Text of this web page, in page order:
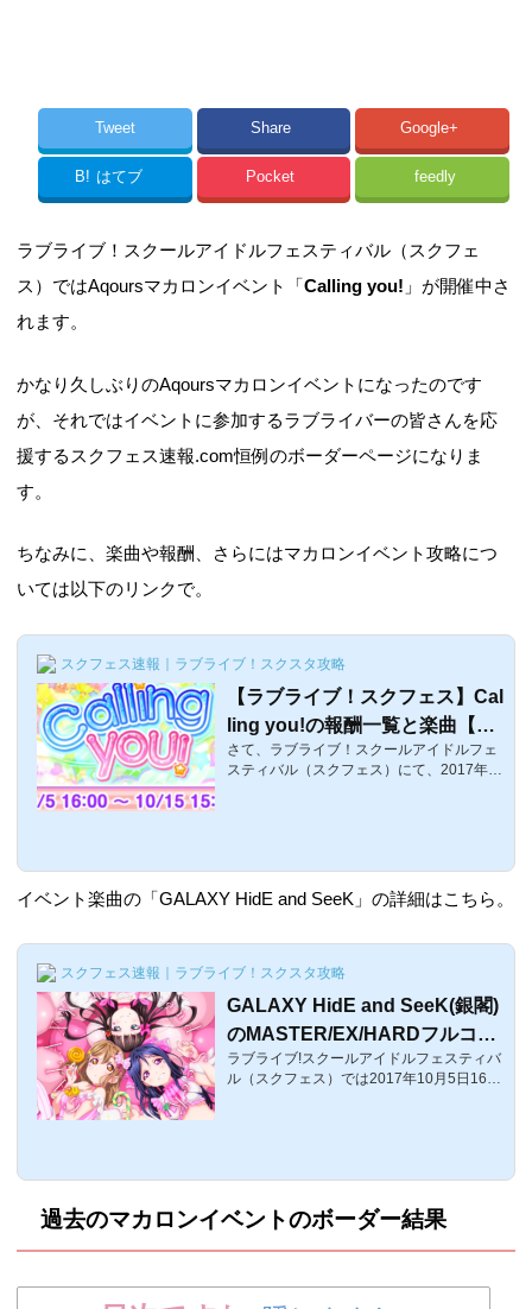
Tweet Share Google+
B! はてブ Pocket feedly
ラブライブ！スクールアイドルフェスティバル（スクフェ
ス）ではAqoursマカロンイベント「Calling you! 」が開催中さ
れます。
かなり久しぶりのAqoursマカロンイベントになったのです
が、それではイベントに参加するラブライバーの皆さんを応
援するスクフェス速報.com恒例のボーダーページになりま
す。
ちなみに、楽曲や報酬、さらにはマカロンイベント攻略につ
いては以下のリンクで。
スクフェス速報｜ラブライブ！スクスタ攻略
【ラブライブ！スクフェス】Cal
ling you!の報酬一覧と楽曲【ダ
イヤ・千歌イベント】
さて、ラブライブ！スクールアイドルフェ
スティバル（スクフェス）にて、2017年1
があった通り達成報酬は新特技持ちの「ダ
イヤ姉さん」が入手できます。それでは、
久しぶりのAqoursマカロンイベント「Calli
u!」詳細■開催期間：2017年10月5日
（木）16:00～10月15日（日）15:00まで
の10日間そ...
イベント楽曲の「GALAXY HidE and SeeK」の詳細はこちら。
スクフェス速報｜ラブライブ！スクスタ攻略
GALAXY HidE and SeeK(銀閣)
のMASTER/EX/HARDフルコン
動画と譜面攻略【ラブライブ！
スクフェス】
ラブライブ!スクールアイドルフェスティバ
ル（スクフェス）では2017年10月5日16:0
HARD/EX/MASTERの動画や譜面攻略をま
詳細情報曲名難易度ノーツ数レベルGALAX
136解禁条件Calling you!追加日2017年10
過去のマカロンイベントのボーダー結果